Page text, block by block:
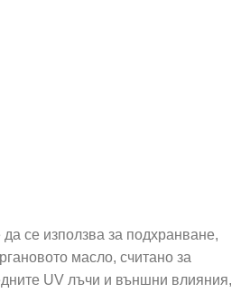
се използва за подхранване,
масло, считано за
UV лъчи и външни влияния,